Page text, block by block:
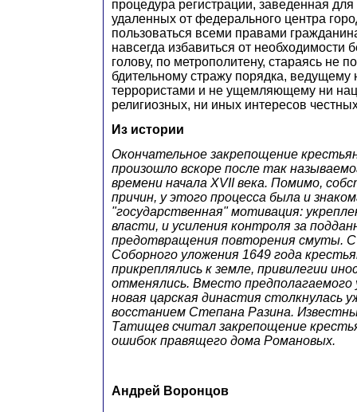
процедура регистрации, заведенная
удаленных от федерального центра
пользоваться всеми правами
навсегда избавиться от необходимости
голову, по метрополитену, стараясь не
бдительному стражу порядка, ведущему
террористами и не ущемляющему ни
религиозных, ни иных интересов
Из истории
Окончательное закрепощение
произошло вскоре после так
времени начала XVII века. Помимо,
причин, у этого процесса была и
"государственная" мотивация:
власти, и усиления контроля за
предотвращения повторения смуты.
Соборного уложения 1649 года
прикреплялись к земле, привилегии
отменялись. Вместо предполагаемого
новая царская династия столкнулась
восстанием Степана Разина.
Татищев считал закрепощение
ошибок правящего дома Романовых.
Андрей Воронцов